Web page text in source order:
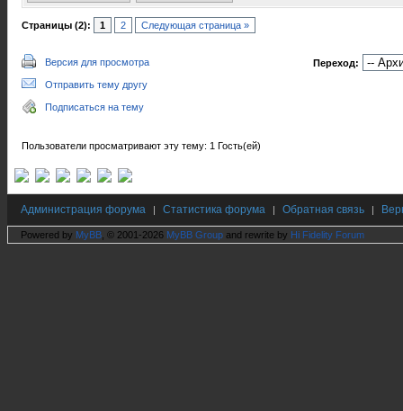
Страницы (2): 1 2 Следующая страница »
Версия для просмотра
Отправить тему другу
Подписаться на тему
Переход:
Пользователи просматривают эту тему: 1 Гость(ей)
Администрация форума | Статистика форума | Обратная связь |
Powered by MyBB , © 2001-2026 MyBB Group and rewrite by Hi Fidelity Forum